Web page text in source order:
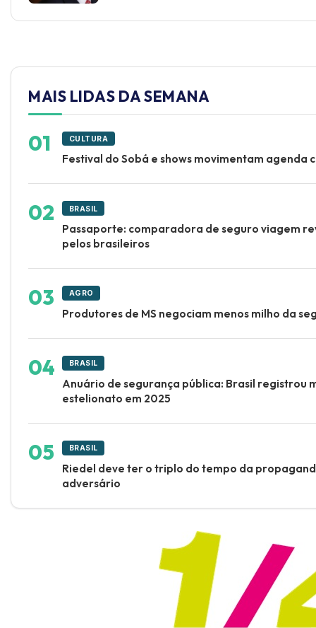
MAIS LIDAS DA SEMANA
CULTURA
Festival do Sobá e shows movimentam agenda
BRASIL
Passaporte: comparadora de seguro viagem
pelos brasileiros
AGRO
Produtores de MS negociam menos milho da
BRASIL
Anuário de segurança pública: Brasil registrou
estelionato em 2025
BRASIL
Riedel deve ter o triplo do tempo da
adversário